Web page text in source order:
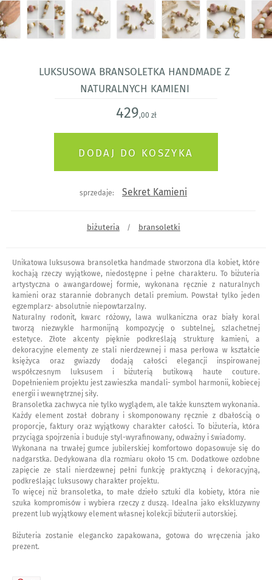
Luksusowa bransoletka handmade z
naturalnych kamieni
429,00 zł
sprzedaje: Sekret Kamieni
biżuteria / bransoletki
Unikatowa luksusowa bransoletka handmade stworzona dla kobiet, które
kochają rzeczy wyjątkowe, niedostępne i pełne charakteru. To biżuteria
artystyczna o awangardowej formie, wykonana ręcznie z naturalnych
kamieni oraz starannie dobranych detali premium. Powstał tylko jeden
egzemplarz- absolutnie niepowtarzalny.
Naturalny rodonit, kwarc różowy, lawa wulkaniczna oraz biały koral
tworzą niezwykle harmonijną kompozycję o subtelnej, szlachetnej
estetyce. Złote akcenty pięknie podkreślają strukturę kamieni, a
dekoracyjne elementy ze stali nierdzewnej i masa perłowa w kształcie
księżyca oraz gwiazdy dodają całości elegancji inspirowanej
współczesnym luksusem i biżuterią butikową haute couture.
Dopełnieniem projektu jest zawieszka mandali- symbol harmonii, kobiecej
energii i wewnętrznej siły.
Bransoletka zachwyca nie tylko wyglądem, ale także kunsztem wykonania.
Każdy element został dobrany i skomponowany ręcznie z dbałością o
proporcje, faktury oraz wyjątkowy charakter całości. To biżuteria, która
przyciąga spojrzenia i buduje styl-wyrafinowany, odważny i świadomy.
Wykonana na trwałej gumce jubilerskiej komfortowo dopasowuje się do
nadgarstka. Dedykowana dla rozmiaru około 15 cm. Dodatkowe ozdobne
zapięcie ze stali nierdzewnej pełni funkcję praktyczną i dekoracyjną,
podkreślając luksusowy charakter projektu.
To więcej niż bransoletka, to małe dzieło sztuki dla kobiety, która nie
szuka kompromisów i wybiera rzeczy z duszą. Idealna jako ekskluzywny
prezent lub wyjątkowy element własnej kolekcji biżuterii autorskiej.
Biżuteria zostanie elegancko zapakowana, gotowa do wręczenia jako
prezent.